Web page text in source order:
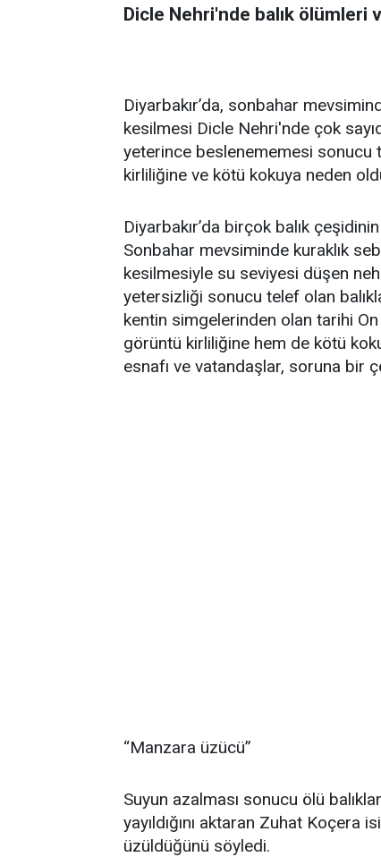
Dicle Nehri'nde balık ölümleri
Diyarbakır’da, sonbahar
kesilmesi Dicle Nehri'nde çok
yeterince beslenememesi sonucu
kirliliğine ve kötü kokuya neden
Diyarbakır’da birçok balık
Sonbahar mevsiminde kuraklık
kesilmesiyle su seviyesi düşen
yetersizliği sonucu telef olan
kentin simgelerinden olan tarihi On
görüntü kirliliğine hem de kötü
esnafı ve vatandaşlar, soruna bir
“Manzara üzücü”
Suyun azalması sonucu ölü
yayıldığını aktaran Zuhat Koçera
üzüldüğünü söyledi.